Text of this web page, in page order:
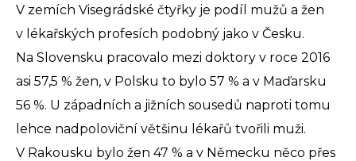
V zemích Visegrádské čtyřky je podíl mužů a žen
v lékařských profesích podobný jako v Česku.
Na Slovensku pracovalo mezi doktory v roce 2016
asi 57,5 % žen, v Polsku to bylo 57 % a v Maďarsku
56 %. U západních a jižních sousedů naproti tomu
lehce nadpoloviční většinu lékařů tvořili muži.
V Rakousku bylo žen 47 % a v Německu něco přes